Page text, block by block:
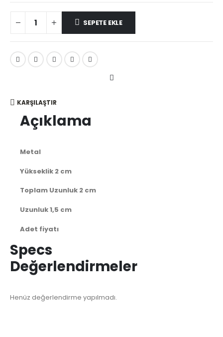
SEPETE EKLE
KARŞILAŞTIR
Açıklama
Metal
Yükseklik 2 cm
Toplam Uzunluk 2 cm
Uzunluk 1,5 cm
Adet fiyatı
Specs
Değerlendirmeler
Henüz değerlendirme yapılmadı.